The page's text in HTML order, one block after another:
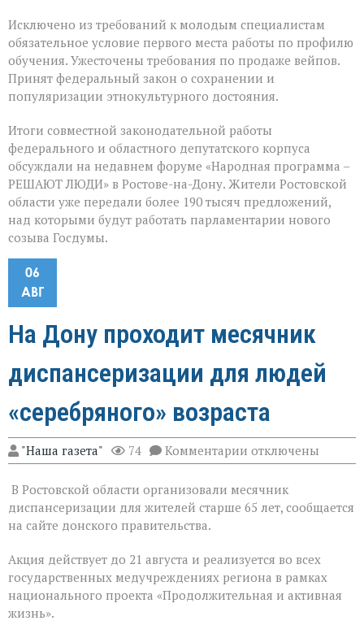
Исключено из требований к молодым специалистам
обязательное условие первого места работы по профилю
обучения. Ужесточены требования по продаже вейпов.
Принят федеральный закон о сохранении и
популяризации этнокультурного достояния.
Итоги совместной законодательной работы
федерального и областного депутатского корпуса
обсуждали на недавнем форуме «Народная программа –
РЕШАЮТ ЛЮДИ» в Ростове-на-Дону. Жители Ростовской
области уже передали более 190 тысяч предложений,
над которыми будут работать парламентарии нового
созыва Госдумы.
06
АВГ
На Дону проходит месячник
диспансеризации для людей
«серебряного» возраста
"Наша газета" 74 Комментарии к
записи
Дону
проходит
месячник
людей
«серебряного»
возраста
отключены
В Ростовской области организовали месячник
диспансеризации для жителей старше 65 лет, сообщается
на сайте донского правительства.
Акция действует до 21 августа и реализуется во всех
государственных медучреждениях региона в рамках
национального проекта «Продолжительная и активная
жизнь».